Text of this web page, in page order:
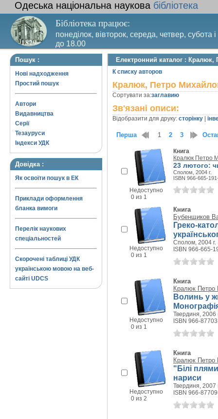
Одеська національна наукова бібліотека
Бібліотека працює:
понеділок, вівторок, середа, четвер, субота
до 18.00
Вихідний день – п’ятниця. Останній четвер
Пошук :
Нові надходження
Простий пошук
Автори
Видавництва
Серії
Тезауруси
Індекси УДК
Довідка :
Як освоїти пошук в ЕК
Приклади оформлення
бланка вимоги
Перелік наукових
спеціальностей
Скорочені таблиці УДК
українською мовою на веб-
сайті UDCS
Електронний каталог :
К списку авторов
Кралюк, Петро
Сортувати за:заглавию
Зв'язані описи:
Відобразити для друку: сторінку
Перша 1 2 3
Недоступно
0 из 1
Книга
Кралюк Петро
23 лютого:
Сполом, 2004 г.
ISBN 966-665-
Недоступно
0 из 1
Книга
Бубенщиков
Греко-
Сполом, 2004 г.
ISBN 966-665-
Недоступно
0 из 1
Книга
Кралюк Петро
Волинь у
Твердиня, 2006
ISBN 966-
Недоступно
0 из 2
Книга
Кралюк Петро
"Білі
нариси
Твердиня, 2007
ISBN 966-